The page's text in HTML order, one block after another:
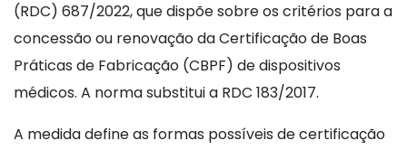
(RDC) 687/2022, que dispõe sobre os critérios para a
concessão ou renovação da Certificação de Boas
Práticas de Fabricação (CBPF) de dispositivos
médicos. A norma substitui a RDC 183/2017.
A medida define as formas possíveis de certificação